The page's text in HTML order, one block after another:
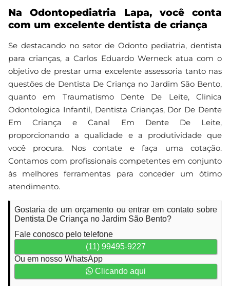
Na Odontopediatria Lapa, você conta
com um excelente dentista de criança
Se destacando no setor de Odonto pediatria, dentista
para crianças, a Carlos Eduardo Werneck atua com o
objetivo de prestar uma excelente assessoria tanto nas
questões de Dentista De Criança no Jardim São Bento,
quanto em Traumatismo Dente De Leite, Clinica
Odontologica Infantil, Dentista Crianças, Dor De Dente
Em Criança e Canal Em Dente De Leite,
proporcionando a qualidade e a produtividade que
você procura. Nos contate e faça uma cotação.
Contamos com profissionais competentes em conjunto
às melhores ferramentas para conceder um ótimo
atendimento.
Gostaria de um orçamento ou entrar em contato sobre
Dentista De Criança no Jardim São Bento?
Fale conosco pelo telefone
(11) 99495-9227
Ou em nosso WhatsApp
Clicando aqui